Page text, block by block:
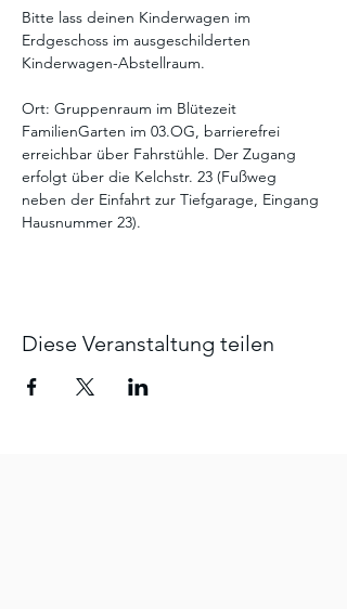
Bitte lass deinen Kinderwagen im
Erdgeschoss im ausgeschilderten
Kinderwagen-Abstellraum.
Ort: Gruppenraum im Blütezeit
FamilienGarten im 03.OG, barrierefrei
erreichbar über Fahrstühle. Der Zugang
erfolgt über die Kelchstr. 23 (Fußweg
neben der Einfahrt zur Tiefgarage, Eingang
Hausnummer 23).
Diese Veranstaltung teilen